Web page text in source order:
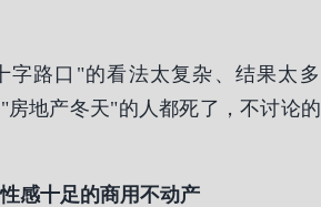
字路口"的看法太复杂、结果太多
房地产冬天"的人都死了，不讨论的
性感十足的商用不动产